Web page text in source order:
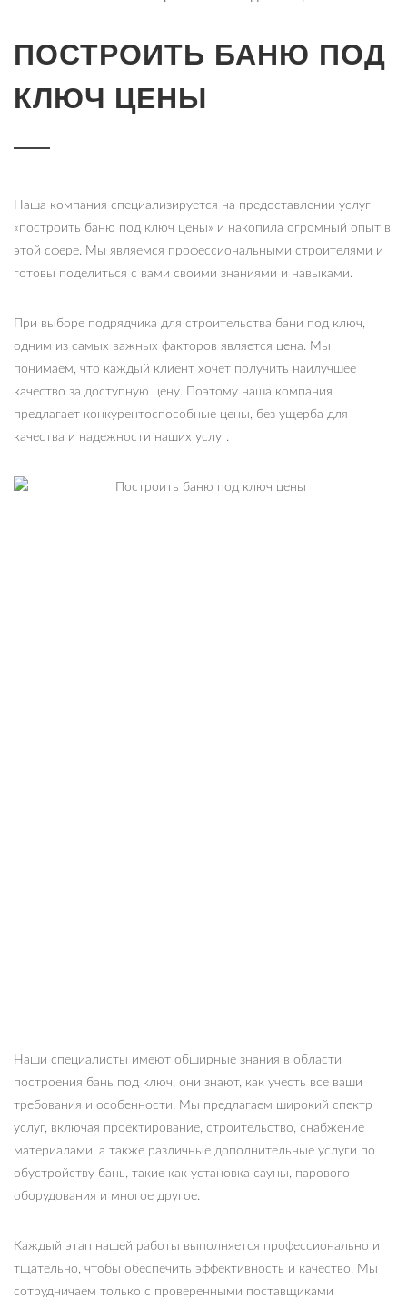
ПОСТРОИТЬ БАНЮ ПОД
КЛЮЧ ЦЕНЫ
Наша компания специализируется на предоставлении услуг
«построить баню под ключ цены» и накопила огромный опыт в
этой сфере. Мы являемся профессиональными строителями и
готовы поделиться с вами своими знаниями и навыками.
При выборе подрядчика для строительства бани под ключ,
одним из самых важных факторов является цена. Мы
понимаем, что каждый клиент хочет получить наилучшее
качество за доступную цену. Поэтому наша компания
предлагает конкурентоспособные цены, без ущерба для
качества и надежности наших услуг.
Наши специалисты имеют обширные знания в области
построения бань под ключ, они знают, как учесть все ваши
требования и особенности. Мы предлагаем широкий спектр
услуг, включая проектирование, строительство, снабжение
материалами, а также различные дополнительные услуги по
обустройству бань, такие как установка сауны, парового
оборудования и многое другое.
Каждый этап нашей работы выполняется профессионально и
тщательно, чтобы обеспечить эффективность и качество. Мы
сотрудничаем только с проверенными поставщиками